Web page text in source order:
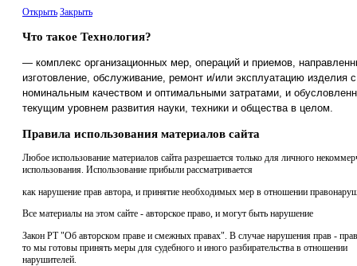
Открыть Закрыть
Что такое Технология?
— комплекс организационных мер, операций и приемов,
изготовление, обслуживание, ремонт и/или эксплуатацию изделия с
номинальным качеством и оптимальными затратами, и
текущим уровнем развития науки, техники и общества в целом.
Правила использования материалов сайта
Любое использование материалов сайта разрешается только для личного
использования. Использование прибыли рассматривается
как нарушение прав автора, и принятие необходимых мер в отношении
Все материалы на этом сайте - авторское право, и могут быть нарушение
Закон РТ "Об авторском праве и смежных правах". В случае нарушения прав -
то мы готовы принять меры для судебного и иного разбирательства в отношении
нарушителей.